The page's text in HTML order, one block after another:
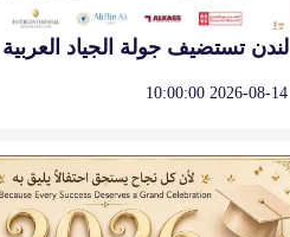
لندن تستضيف جولة الجياد العربية 2026
2026-08-14 10:00:00